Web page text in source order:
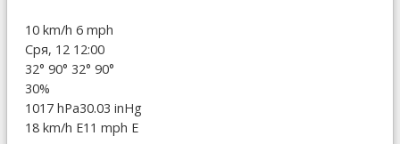
10 km/h 6 mph
Сря, 12 12:00
32° 90° 32° 90°
30%
1017 hPa30.03 inHg
18 km/h E11 mph E